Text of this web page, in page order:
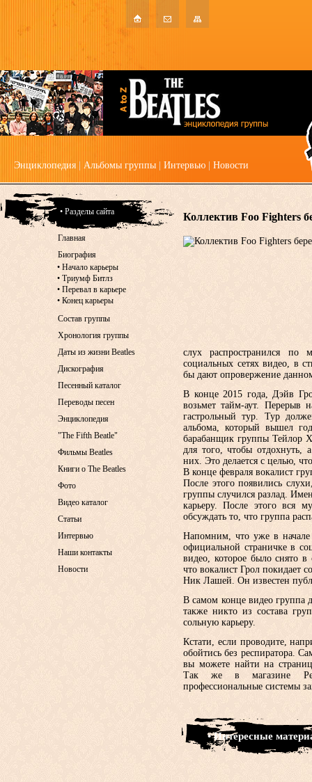
Энциклопедия Альбомы группы Интервью Новости
Коллектив Foo Fighters
слух распространился по
социальных сетях видео, в
бы дают опровержение
В конце 2015 года, Дэйв
возьмет тайм-аут. Перерыв
гастрольный тур. Тур
альбома, который вышел
барабанщик группы Тейлор
для того, чтобы отдохнуть,
них. Это делается с целью,
В конце февраля вокалист
После этого появились
группы случился разлад.
карьеру. После этого вся
обсуждать то, что группа
Напомним, что уже в
официальной страничке в
видео, которое было снято
что вокалист Грол покидает
Ник Лашей. Он известен
В самом конце видео группа
также никто из состава
сольную карьеру.
Кстати, если проводите,
обойтись без респиратора.
вы можете найти на
Так же в магазине
профессиональные системы
• Интересные
• Разделы сайта
Главная
Биография
• Начало карьеры
• Триумф Битлз
• Перевал в карьере
• Конец карьеры
Состав группы
Хронология группы
Даты из жизни Beatles
Дискография
Песенный каталог
Переводы песен
Энциклопедия
"The Fifth Beatle"
Фильмы Beatles
Книги о The Beatles
Фото
Видео каталог
Статьи
Интервью
Наши контакты
Новости